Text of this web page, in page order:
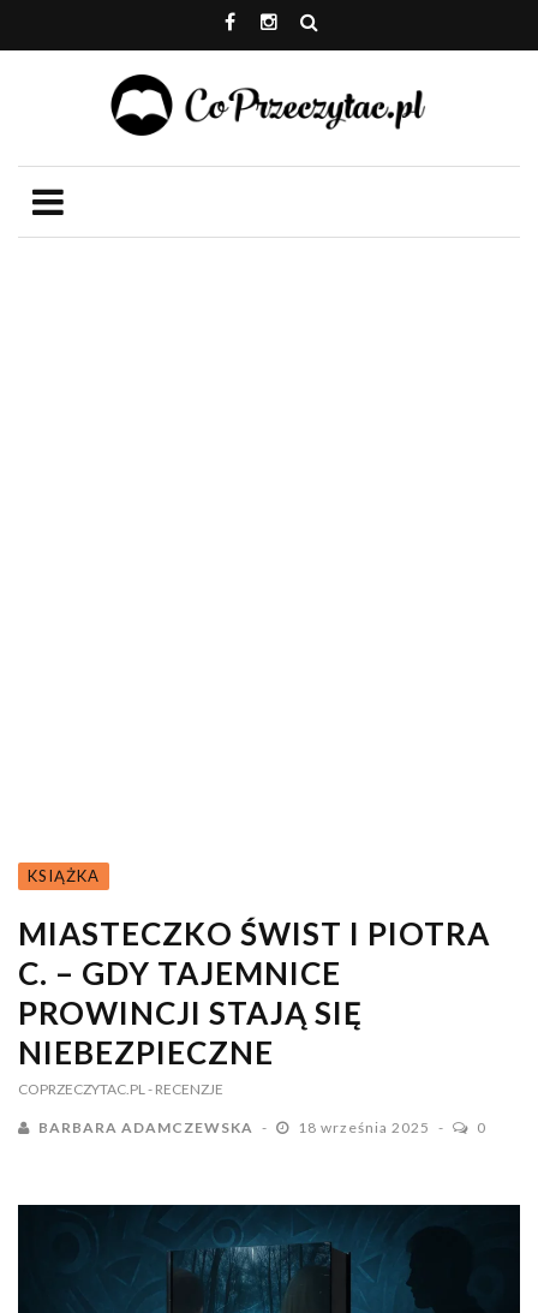
KSIĄŻKA
MIASTECZKO ŚWIST I PIOTRA
C. – GDY TAJEMNICE
PROWINCJI STAJĄ SIĘ
NIEBEZPIECZNE
COPRZECZYTAC.PL - RECENZJE
BARBARA ADAMCZEWSKA 18 września 2025 0